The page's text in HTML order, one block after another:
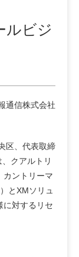
ルビジ
通信株式会社
区、代表取締
クアルトリ
カントリーマ
とXMソリュ
に対するリセ